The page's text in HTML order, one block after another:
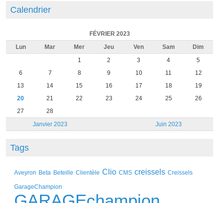
Calendrier
FÉVRIER 2023
Lun
Mar Mer Jeu Ven Sam Dim
Janvier 2023 Juin 2023
1 2 3 4
5
6
7 8 9 10 11
12
13
14 15 16 17 18
19
20
21 22 23 24 25
26
27
28
Tags
Aveyron Beta Beteille Clientèle Clio CMS creissels Creissels
GarageChampion